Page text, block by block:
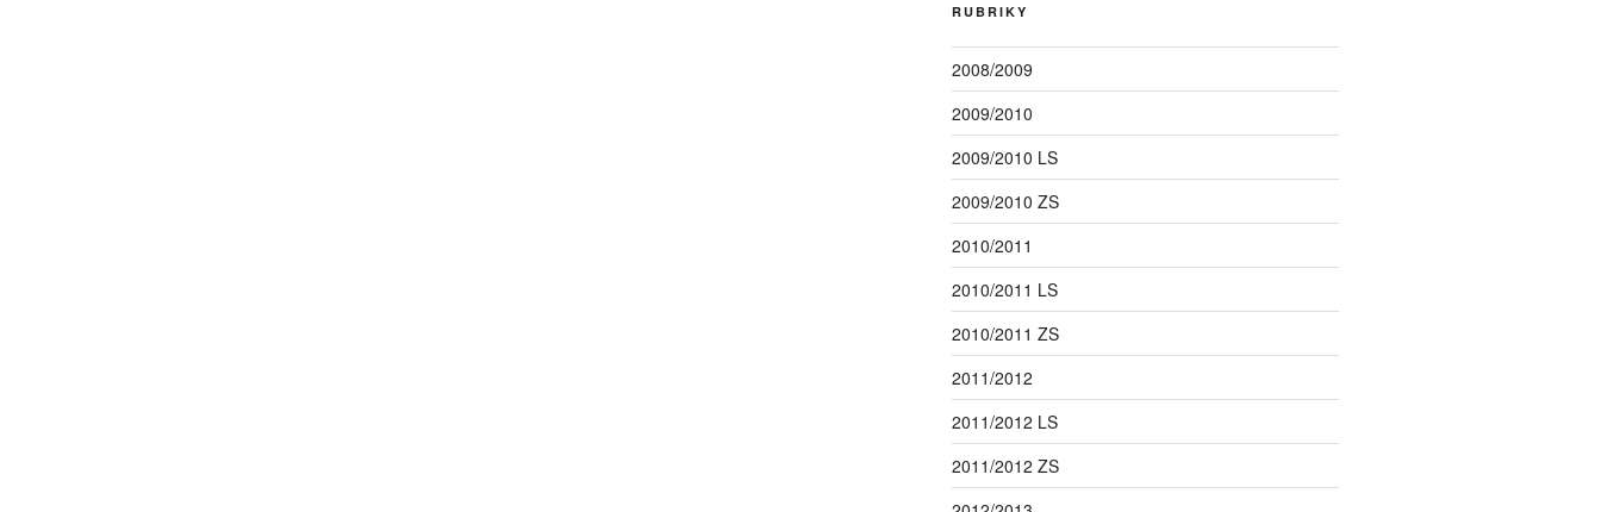
RUBRIKY
2008/2009
2009/2010
2009/2010 LS
2009/2010 ZS
2010/2011
2010/2011 LS
2010/2011 ZS
2011/2012
2011/2012 LS
2011/2012 ZS